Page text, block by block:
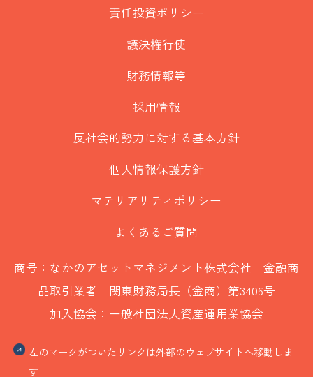
責任投資ポリシー
議決権行使
財務情報等
採用情報
反社会的勢力に対する基本方針
個人情報保護方針
マテリアリティポリシー
よくあるご質問
商号：なかのアセットマネジメント株式会社 金融商
品取引業者 関東財務局長（金商）第3406号
加入協会：一般社団法人資産運用業協会
左のマークがついたリンクは外部のウェブサイトへ移動しま
す